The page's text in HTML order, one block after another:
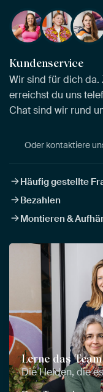
Kundenservice
Wir sind für dich
erreichst du uns
Chat sind wir rund
Oder kontaktiere
Häufig gestellte
Bezahlen
Montieren &
Lerne das
Die Helden, die